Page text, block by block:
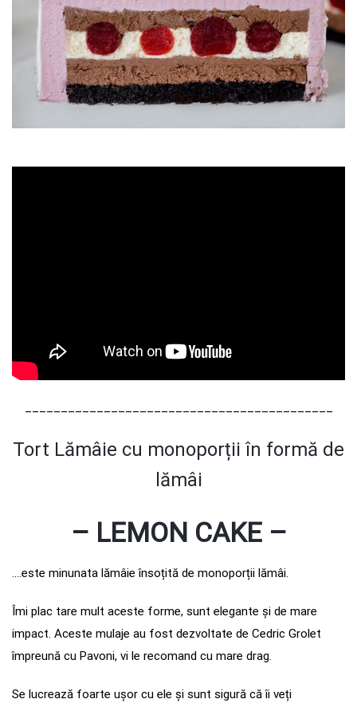
Tort Lămâie cu monoporții în formă de
lămâi
– LEMON CAKE –
….este minunata lămâie însoțită de monoporții lămâi.
Îmi plac tare mult aceste forme, sunt elegante și de mare
impact. Aceste mulaje au fost dezvoltate de Cedric Grolet
împreună cu Pavoni, vi le recomand cu mare drag.
Se lucrează foarte ușor cu ele și sunt sigură că îi veți